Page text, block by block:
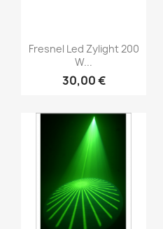
Aperçu rapide
Fresnel Led Zylight 200
W...
30,00 €